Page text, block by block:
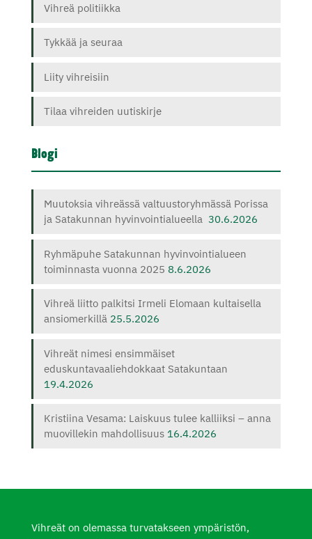
Vihreä politiikka
Tykkää ja seuraa
Liity vihreisiin
Tilaa vihreiden uutiskirje
Blogi
Muutoksia vihreässä valtuustoryhmässä Porissa
ja Satakunnan hyvinvointialueella 30.6.2026
Ryhmäpuhe Satakunnan hyvinvointialueen
toiminnasta vuonna 2025 8.6.2026
Vihreä liitto palkitsi Irmeli Elomaan kultaisella
ansiomerkillä 25.5.2026
Vihreät nimesi ensimmäiset
eduskuntavaaliehdokkaat Satakuntaan
19.4.2026
Kristiina Vesama: Laiskuus tulee kalliiksi – anna
muovillekin mahdollisuus 16.4.2026
Vihreät on olemassa turvatakseen ympäristön,